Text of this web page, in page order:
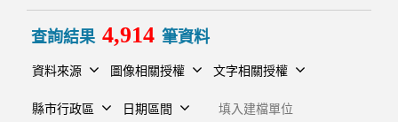
查詢結果 4,914 筆資料
資料來源 圖像相關授權 文字相關授權
縣市行政區 日期區間
建檔單位